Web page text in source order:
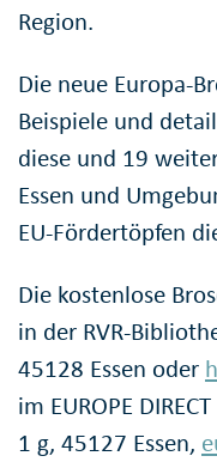
Region.
Die neue Europa-
Beispiele und
diese und 19
Essen und
EU-Fördertöpfen
Die kostenlose
in der RVR-
45128 Essen oder
im EUROPE
1 g, 45127 Essen,